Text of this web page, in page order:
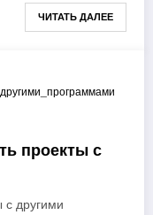
ЧИТАТЬ ДАЛЕЕ
проекты с
с другими